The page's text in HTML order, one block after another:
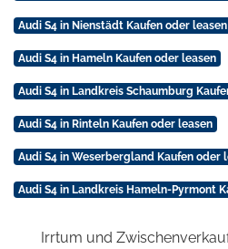
Audi S4 in Nienstädt Kaufen oder leasen
Audi S4 in Hameln Kaufen oder leasen
Audi S4 in Landkreis Schaumburg
Audi S4 in Rinteln Kaufen oder leasen
Audi S4 in Weserbergland Kaufen oder
Audi S4 in Landkreis Hameln-Pyrmont
Irrtum und